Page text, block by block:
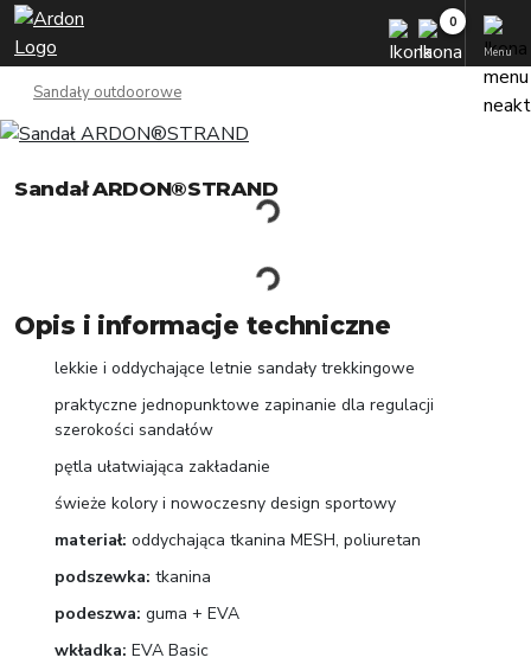
Menu
Sandały outdoorowe
Sandał ARDON®STRAND
Opis i informacje techniczne
lekkie i oddychające letnie sandały trekkingowe
praktyczne jednopunktowe zapinanie dla regulacji
szerokości sandałów
pętla ułatwiająca zakładanie
świeże kolory i nowoczesny design sportowy
materiał: oddychająca tkanina MESH, poliuretan
podszewka: tkanina
podeszwa: guma + EVA
wkładka: EVA Basic